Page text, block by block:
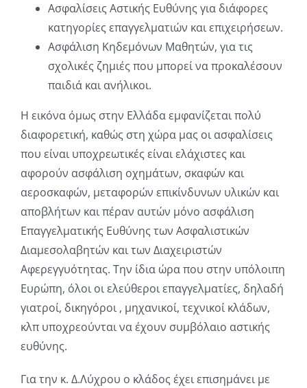
Ασφαλίσεις Αστικής Ευθύνης για διάφορες
κατηγορίες επαγγελματιών και επιχειρήσεων.
Ασφάλιση Κηδεμόνων Μαθητών, για τις
σχολικές ζημιές που μπορεί να προκαλέσουν
παιδιά και ανήλικοι.
Η εικόνα όμως στην Ελλάδα εμφανίζεται πολύ
διαφορετική, καθώς στη χώρα μας οι ασφαλίσεις
που είναι υποχρεωτικές είναι ελάχιστες και
αφορούν ασφάλιση οχημάτων, σκαφών και
αεροσκαφών, μεταφορών επικίνδυνων υλικών και
αποβλήτων και πέραν αυτών μόνο ασφάλιση
Επαγγελματικής Ευθύνης των Ασφαλιστικών
Διαμεσολαβητών και των Διαχειριστών
Αφερεγγυότητας. Την ίδια ώρα που στην υπόλοιπη
Ευρώπη, όλοι οι ελεύθεροι επαγγελματίες, δηλαδή
γιατροί, δικηγόροι , μηχανικοί, τεχνικοί κλάδων,
κλπ υποχρεούνται να έχουν συμβόλαιο αστικής
ευθύνης.
Για την κ. Δ.Λύχρου ο κλάδος έχει επισημάνει με